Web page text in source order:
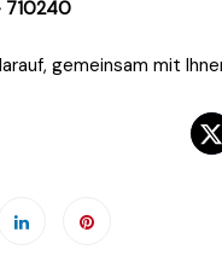
710240
gemeinsam mit